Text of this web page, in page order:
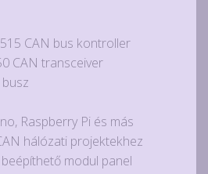
CAN bus kontroller
CAN transceiver
Raspberry Pi és más
hálózati projektekhez
modul panel